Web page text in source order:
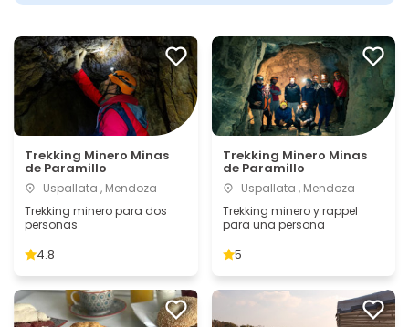
Trekking Minero Minas
de Paramillo
Uspallata , Mendoza
Trekking minero para dos
personas
4.8
Trekking Minero Minas
de Paramillo
Uspallata , Mendoza
Trekking minero y rappel
para una persona
5